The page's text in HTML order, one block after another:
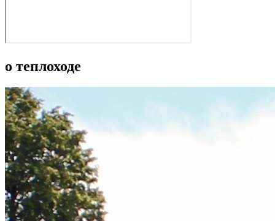
о теплоходе